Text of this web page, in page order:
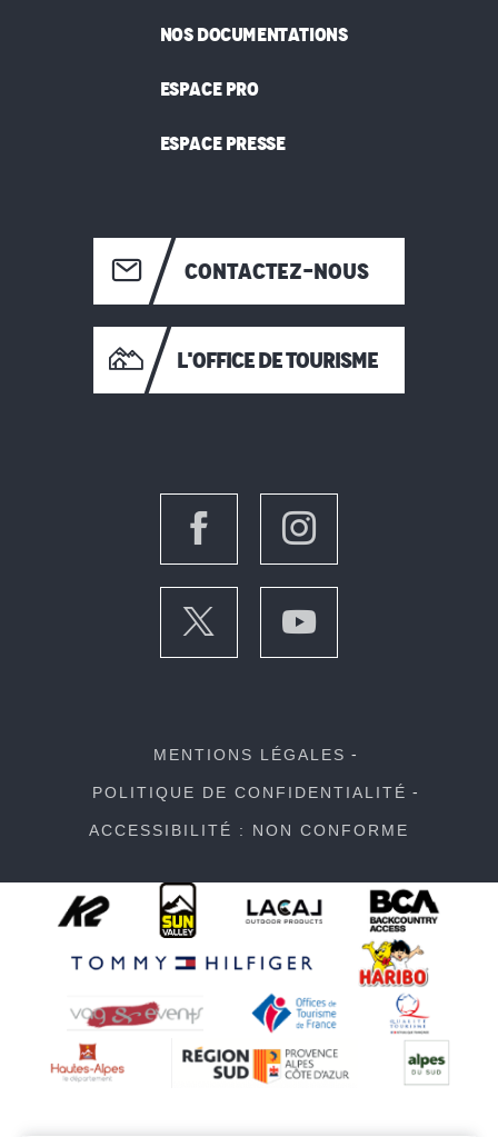
NOS DOCUMENTATIONS
ESPACE PRO
ESPACE PRESSE
CONTACTEZ-NOUS
L'OFFICE DE TOURISME
MENTIONS LÉGALES
POLITIQUE DE CONFIDENTIALITÉ
ACCESSIBILITÉ : NON CONFORME